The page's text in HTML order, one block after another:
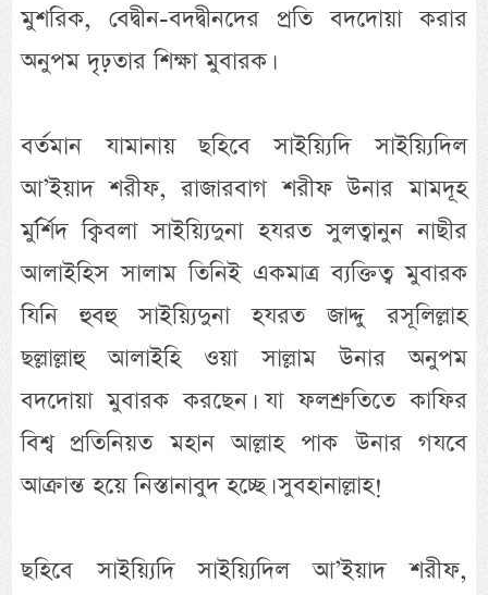
মুশরিক, বেদ্বীন-বদদ্বীনদের প্রতি বদদোয়া করার
অনুপম দৃঢ়তার শিক্ষা মুবারক।
বর্তমান যামানায় ছহিবে সাইয়্যিদি সাইয়্যিদিল
আ’ইয়াদ শরীফ, রাজারবাগ শরীফ উনার মামদূহ
মুর্র্শিদ ক্বিবলা সাইয়্যিদুনা হযরত সুলত্বানুন নাছীর
আলাইহিস সালাম তিনিই একমাত্র ব্যক্তিত্ব মুবারক
যিনি হুবহু সাইয়্যিদুনা হযরত জাদ্দু রসূলিল্লাহ
ছল্লাল্লাহু আলাইহি ওয়া সাল্লাম উনার অনুপম
বদদোয়া মুবারক করছেন। যা ফলশ্রুতিতে কাফির
বিশ্ব প্রতিনিয়ত মহান আল্লাহ পাক উনার গযবে
আক্রান্ত হয়ে নিস্তানাবুদ হচ্ছে। সুবহানাল্লাহ!
ছহিবে সাইয়্যিদি সাইয়্যিদিল আ’ইয়াদ শরীফ,